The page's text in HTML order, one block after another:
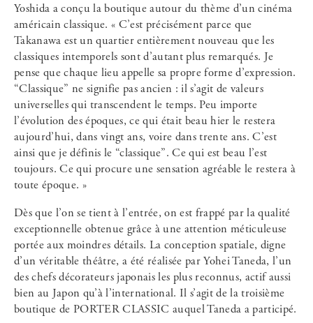
Yoshida a conçu la boutique autour du thème d’un cinéma
américain classique. « C’est précisément parce que
Takanawa est un quartier entièrement nouveau que les
classiques intemporels sont d’autant plus remarqués. Je
pense que chaque lieu appelle sa propre forme d’expression.
“Classique” ne signifie pas ancien : il s’agit de valeurs
universelles qui transcendent le temps. Peu importe
l’évolution des époques, ce qui était beau hier le restera
aujourd’hui, dans vingt ans, voire dans trente ans. C’est
ainsi que je définis le “classique”. Ce qui est beau l’est
toujours. Ce qui procure une sensation agréable le restera à
toute époque. »
Dès que l’on se tient à l’entrée, on est frappé par la qualité
exceptionnelle obtenue grâce à une attention méticuleuse
portée aux moindres détails. La conception spatiale, digne
d’un véritable théâtre, a été réalisée par Yohei Taneda, l’un
des chefs décorateurs japonais les plus reconnus, actif aussi
bien au Japon qu’à l’international. Il s’agit de la troisième
boutique de PORTER CLASSIC auquel Taneda a participé.